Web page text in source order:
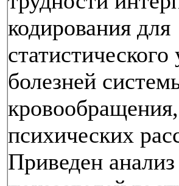
кодирования для
статистического
болезней
психических
Приведен анализ